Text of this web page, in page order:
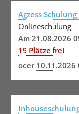
Agzess Schulung
Onlineschulung
Am 21.08.2026
19 Plätze frei
oder 10.11.2026
Inhouseschulung